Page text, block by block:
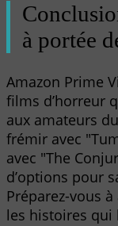
à portée
Amazon Prime
films d’horreur
aux amateurs
frémir avec
avec "The
d’options pour
Préparez-vous
les histoires qui